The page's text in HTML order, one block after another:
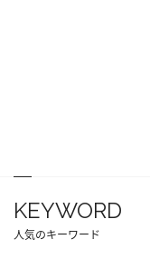
KEYWORD
人気のキーワード